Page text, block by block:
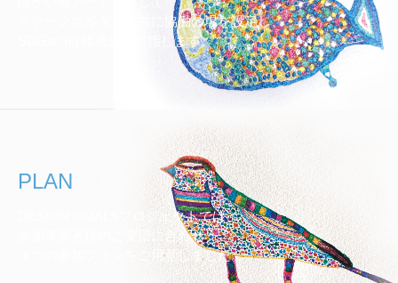
ステークホルダーと共に協働の場を設定し、
SDGsの目標達成を目指します。
PLAN
DESIGN GOALSプロジェクトでは、
参加事業者様のご要望に合わせ
４つの参加プランをご用意しました。